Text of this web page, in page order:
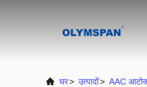
घर> उत्पादों> AAC